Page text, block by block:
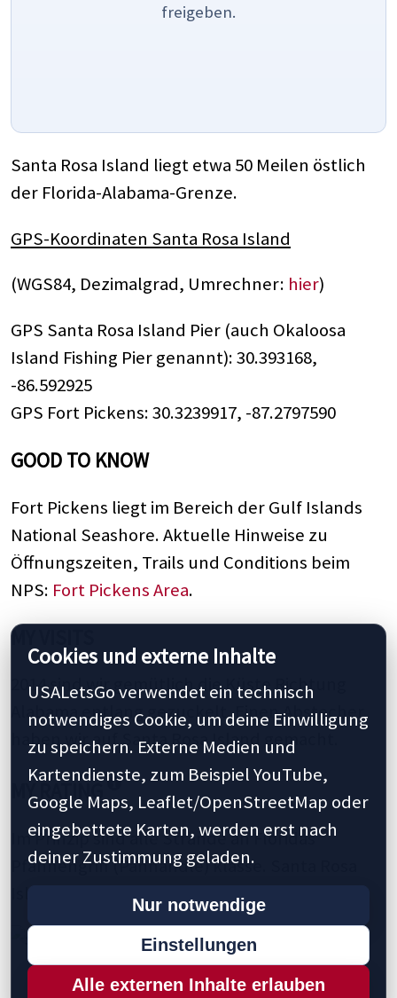
freigeben.
Santa Rosa Island liegt etwa 50 Meilen östlich
der Florida-Alabama-Grenze.
GPS-Koordinaten Santa Rosa Island
(WGS84, Dezimalgrad, Umrechner: hier)
GPS Santa Rosa Island Pier (auch Okaloosa
Island Fishing Pier genannt): 30.393168,
-86.592925
GPS Fort Pickens: 30.3239917, -87.2797590
GOOD TO KNOW
Fort Pickens liegt im Bereich der Gulf Islands
National Seashore. Aktuelle Hinweise zu
Öffnungszeiten, Trails und Conditions beim
NPS: Fort Pickens Area.
MY VISITS
2014 sind wir gemütlich die Küste Richtung
Alabama entlang gezuckelt. Einen Abstecher
haben wir auf Santa Rosa Island gemacht.
MY RATING
Im Prinzip sind alle Strände an Floridas
Pfannengriff (Panhandle) klasse. Santa Rosa
Island macht da gewiss keine Ausnahme.
Cookies und externe Inhalte
USALetsGo verwendet ein technisch
notwendiges Cookie, um deine Einwilligung
zu speichern. Externe Medien und
Kartendienste, zum Beispiel YouTube,
Google Maps, Leaflet/OpenStreetMap oder
eingebettete Karten, werden erst nach
deiner Zustimmung geladen.
Nur notwendige
Einstellungen
Alle externen Inhalte erlauben